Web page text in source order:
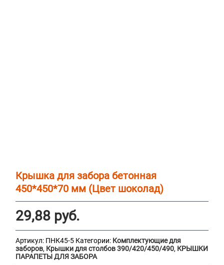
Крышка для забора бетонная
450*450*70 мм (Цвет шоколад)
29,88 руб.
Артикул: ПНК45-5 Категории: Комплектующие для
заборов, Крышки для столбов 390/420/450/490, КРЫШКИ
ПАРАПЕТЫ ДЛЯ ЗАБОРА